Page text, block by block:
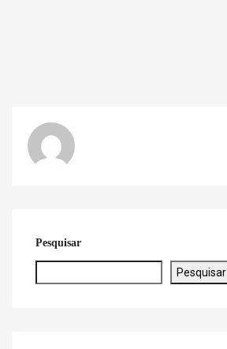
Pesquisar
Pesquisar